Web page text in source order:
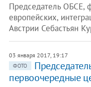
Председатель ОБСЕ,
европейских,
Австрии Себастьян
03 января 2017, 19:17
ФОТО
первоочередные